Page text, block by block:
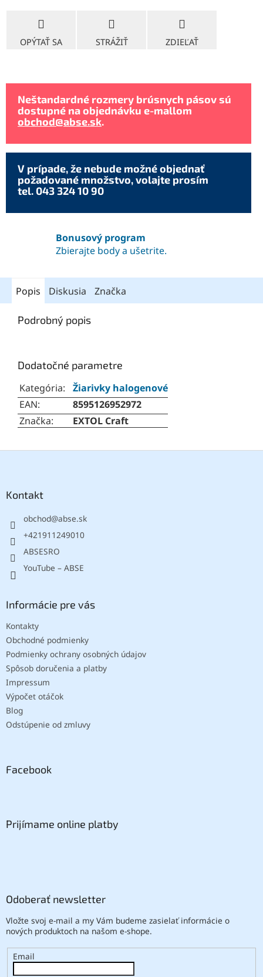
OPÝTAŤ SA STRÁŽIŤ ZDIEĽAŤ
Neštandardné rozmery brúsnych pásov sú
dostupné na objednávku e-mallom
obchod@abse.sk.
V prípade, že nebude možné objednať
požadované množstvo, volajte prosím
tel. 043 324 10 90
Bonusový program
Zbierajte body a ušetrite.
Popis Diskusia Značka
Podrobný popis
Dodatočné parametre
Kategória:
Žiarivky halogenové
EAN:
8595126952972
Značka: EXTOL Craft
Kontakt
obchod@abse.sk
+421911249010
ABSESRO
YouTube – ABSE
Informácie pre vás
Kontakty
Obchodné podmienky
Podmienky ochrany osobných údajov
Spôsob doručenia a platby
Impressum
Výpočet otáčok
Blog
Odstúpenie od zmluvy
Facebook
Prijímame online platby
Odoberať newsletter
Vložte svoj e-mail a my Vám budeme zasielať informácie o
nových produktoch na našom e-shope.
Email